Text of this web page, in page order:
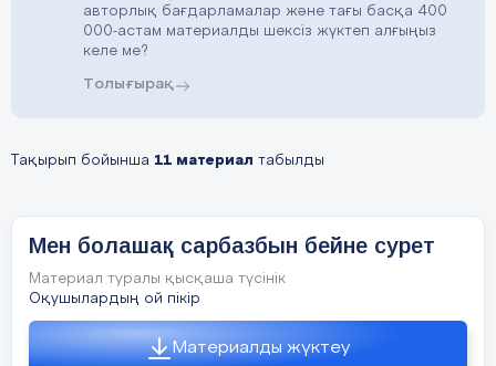
авторлық бағдарламалар және тағы басқа 400
000-астам материалды шексіз жүктеп алғыңыз
келе ме?
Толығырақ
Тақырып бойынша 11 материал табылды
Мен болашақ сарбазбын бейне сурет
Материал туралы қысқаша түсінік
Оқушылардың ой пікір
Материалды жүктеу